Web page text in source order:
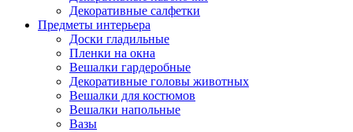
Декоративные салфетки
Предметы интерьера
Доски гладильные
Пленки на окна
Вешалки гардеробные
Декоративные головы животных
Вешалки для костюмов
Вешалки напольные
Вазы